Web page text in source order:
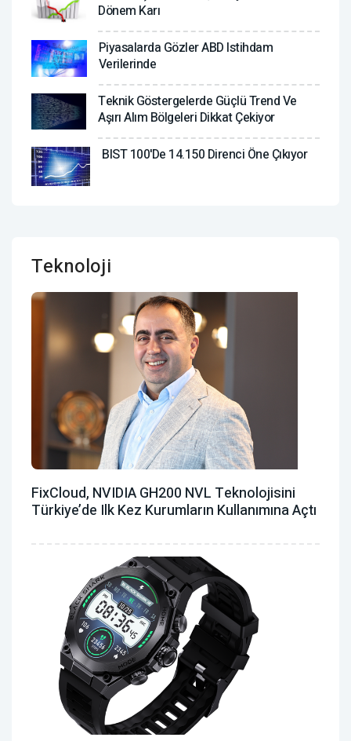
Dönem Karı
Piyasalarda Gözler ABD Istihdam
Verilerinde
Teknik Göstergelerde Güçlü Trend Ve
Aşırı Alım Bölgeleri Dikkat Çekiyor
BIST 100'de 14.150 Direnci Öne Çıkıyor
Teknoloji
FixCloud, NVIDIA GH200 NVL Teknolojisini
Türkiye’de Ilk Kez Kurumların Kullanımına Açtı